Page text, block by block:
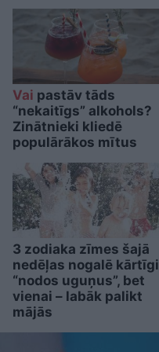
Vai pastāv tāds
“nekaitīgs” alkohols?
Zinātnieki kliedē
populārākos mītus
3 zodiaka zīmes šajā
nedēļas nogalē kārtīgi
“nodos uguņus”, bet
vienai – labāk palikt
mājās